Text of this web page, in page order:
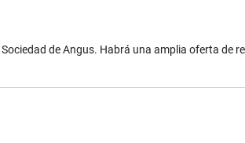
de Angus. Habrá una amplia oferta de